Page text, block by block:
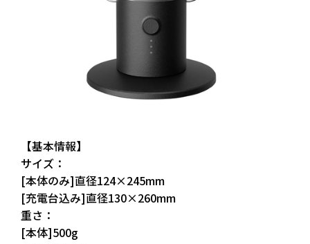
【基本情報】
サイズ：
[本体のみ]直径124×245mm
[充電台込み]直径130×260mm
重さ：
[本体]500g